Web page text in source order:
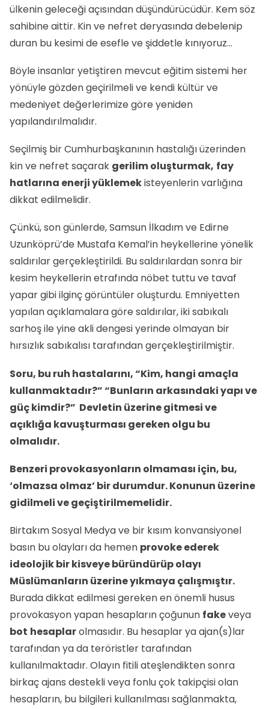
ülkenin geleceği açısından düşündürücüdür. Kem söz
sahibine aittir. Kin ve nefret deryasında debelenip
duran bu kesimi de esefle ve şiddetle kınıyoruz…
Böyle insanlar yetiştiren mevcut eğitim sistemi her
yönüyle gözden geçirilmeli ve kendi kültür ve
medeniyet değerlerimize göre yeniden
yapılandırılmalıdır.
Seçilmiş bir Cumhurbaşkanının hastalığı üzerinden
kin ve nefret saçarak gerilim oluşturmak, fay
hatlarına enerji yüklemekisteyenlerin varlığına
dikkat edilmelidir.
Çünkü, son günlerde, Samsun İlkadım ve Edirne
Uzunköprü’de Mustafa Kemal’in heykellerine yönelik
saldırılar gerçekleştirildi. Bu saldırılardan sonra bir
kesim heykellerin etrafında nöbet tuttu ve tavaf
yapar gibi ilginç görüntüler oluşturdu. Emniyetten
yapılan açıklamalara göre saldırılar, iki sabıkalı
sarhoş ile yine akli dengesi yerinde olmayan bir
hırsızlık sabıkalısı tarafından gerçekleştirilmiştir.
Soru, bu ruh hastalarını, “Kim, hangi amaçla
kullanmaktadır?” “Bunların arkasındaki yapı ve
güç kimdir?” Devletin üzerine gitmesi ve
açıklığa kavuşturması gereken olgu bu
olmalıdır.
Benzeri provokasyonların olmaması için, bu,
‘olmazsa olmaz’ bir durumdur. Konunun üzerine
gidilmeli ve geçiştirilmemelidir.
Birtakım Sosyal Medya ve bir kısım konvansiyonel
basın bu olayları da hemen provoke ederek
ideolojik bir kisveye büründürüp olayı
Müslümanların üzerine yıkmaya çalışmıştır.
Burada dikkat edilmesi gereken en önemli husus
provokasyon yapan hesapların çoğunun fakeveya
bot hesaplarolmasıdır. Bu hesaplar ya ajan(s)lar
tarafından ya da teröristler tarafından
kullanılmaktadır. Olayın fitili ateşlendikten sonra
birkaç ajans destekli veya fonlu çok takipçisi olan
hesapların, bu bilgileri kullanılması sağlanmakta,